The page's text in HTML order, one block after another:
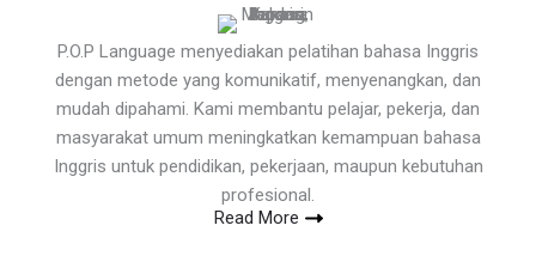
P.O.P Language menyediakan pelatihan bahasa Inggris
dengan metode yang komunikatif, menyenangkan, dan
mudah dipahami. Kami membantu pelajar, pekerja, dan
masyarakat umum meningkatkan kemampuan bahasa
Inggris untuk pendidikan, pekerjaan, maupun kebutuhan
profesional.
Read More